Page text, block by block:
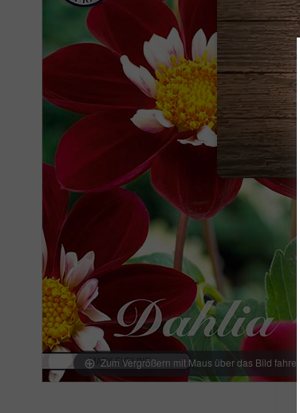
Zum Vergrößern mit Maus über das Bild fahren